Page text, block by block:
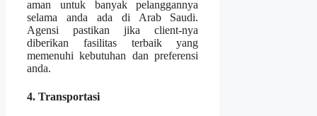
aman untuk banyak pelanggannya
selama anda ada di Arab Saudi.
Agensi pastikan jika client-nya
diberikan fasilitas terbaik yang
memenuhi kebutuhan dan preferensi
anda.
4. Transportasi